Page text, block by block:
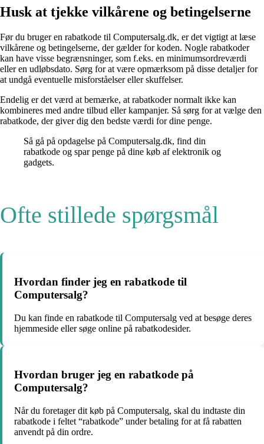
Husk at tjekke vilkårene og betingelserne
Før du bruger en rabatkode til Computersalg.dk, er det vigtigt at læse
vilkårene og betingelserne, der gælder for koden. Nogle rabatkoder
kan have visse begrænsninger, som f.eks. en minimumsordreværdi
eller en udløbsdato. Sørg for at være opmærksom på disse detaljer for
at undgå eventuelle misforståelser eller skuffelser.
Endelig er det værd at bemærke, at rabatkoder normalt ikke kan
kombineres med andre tilbud eller kampanjer. Så sørg for at vælge den
rabatkode, der giver dig den bedste værdi for dine penge.
Så gå på opdagelse på Computersalg.dk, find din
rabatkode og spar penge på dine køb af elektronik og
gadgets.
Ofte stillede spørgsmål
Hvordan finder jeg en rabatkode til
Computersalg?
Du kan finde en rabatkode til Computersalg ved at besøge deres
hjemmeside eller søge online på rabatkodesider.
Hvordan bruger jeg en rabatkode på
Computersalg?
Når du foretager dit køb på Computersalg, skal du indtaste din
rabatkode i feltet “rabatkode” under betaling for at få rabatten
anvendt på din ordre.